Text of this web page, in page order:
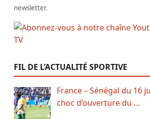
newsletter.
FIL DE L’ACTUALITÉ SPORTIVE
France – Sénégal du 16
choc d’ouverture du …